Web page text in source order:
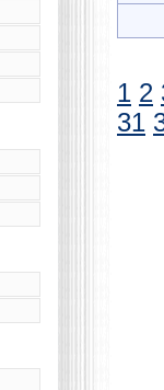
1 2
31